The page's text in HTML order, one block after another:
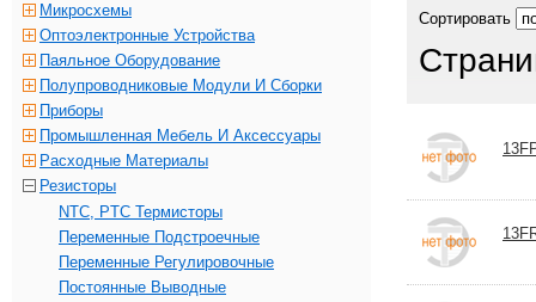
Сортировать
Микросхемы
Оптоэлектронные Устройства
Паяльное Оборудование
Полупроводниковые Модули И Сборки
Приборы
Промышленная Мебель И Аксессуары
Расходные Материалы
Резисторы
NTC, PTC Термисторы
Переменные Подстроечные
Переменные Регулировочные
Постоянные Выводные